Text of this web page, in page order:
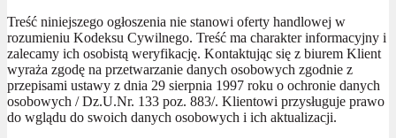
Treść niniejszego ogłoszenia nie stanowi oferty handlowej w
rozumieniu Kodeksu Cywilnego. Treść ma charakter informacyjny i
zalecamy ich osobistą weryfikację. Kontaktując się z biurem Klient
wyraża zgodę na przetwarzanie danych osobowych zgodnie z
przepisami ustawy z dnia 29 sierpnia 1997 roku o ochronie danych
osobowych / Dz.U.Nr. 133 poz. 883/. Klientowi przysługuje prawo
do wglądu do swoich danych osobowych i ich aktualizacji.